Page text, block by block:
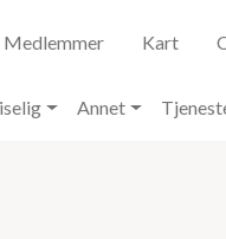
Medlemmer Kart
Annet